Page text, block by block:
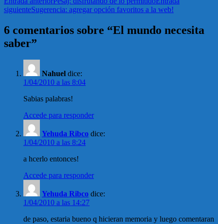
siguienteSugerencia: agregar opción favoritos a la web!
6 comentarios sobre “El mundo necesita
saber”
Nahuel dice:
1/04/2010 a las 8:04
Sabias palabras!
Accede para responder
Yehuda Ribco dice:
1/04/2010 a las 8:24
a hcerlo entonces!
Accede para responder
Yehuda Ribco dice:
1/04/2010 a las 14:27
de paso, estaria bueno q hicieran memoria y luego comentaran